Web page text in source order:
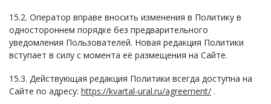
15.2. Оператор вправе вносить изменения в Политику в
одностороннем порядке без предварительного
уведомления Пользователей. Новая редакция Политики
вступает в силу с момента её размещения на Сайте.
15.3. Действующая редакция Политики всегда доступна на
Сайте по адресу: https://kvartal-ural.ru/agreement/ .